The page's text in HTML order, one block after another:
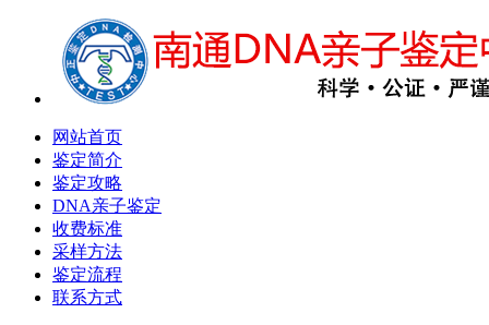
网站首页
鉴定简介
鉴定攻略
DNA亲子鉴定
收费标准
采样方法
鉴定流程
联系方式